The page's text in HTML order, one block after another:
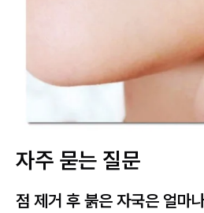
자주 묻는 질문
점 제거 후 붉은 자국은 얼마